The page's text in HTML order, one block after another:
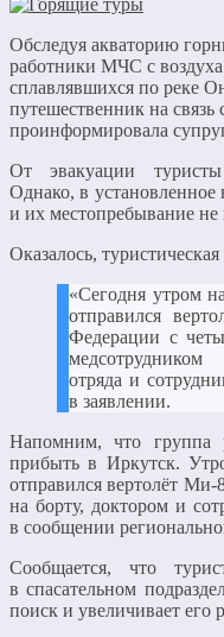
Обследуя акваторию
работники МЧС с воздуха
сплавлявшихся по реке
путешественник на
проинформировала
От эвакуации
Однако, в установленное
и их местопребывание не
Оказалось,
«Сегодня утром
отправился
Федерации с
отряда и
в заявлении.
Напомним, что группа
прибыть в Иркутск.
отправился вертолёт
на борту, доктором и
в сообщении
Сообщается, что
в спасательном
поиск и увеличивает его